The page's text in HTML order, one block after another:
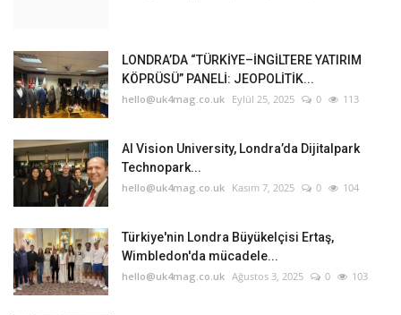
LONDRA’DA “TÜRKİYE–İNGİLTERE YATIRIM
KÖPRÜSÜ” PANELİ: JEOPOLİTİK...
hello@uk4mag.co.uk Eylül 25, 2025 0 113
AI Vision University, Londra’da Dijitalpark
Technopark...
hello@uk4mag.co.uk Kasım 7, 2025 0 104
Türkiye'nin Londra Büyükelçisi Ertaş,
Wimbledon'da mücadele...
hello@uk4mag.co.uk Ağustos 3, 2025 0 103